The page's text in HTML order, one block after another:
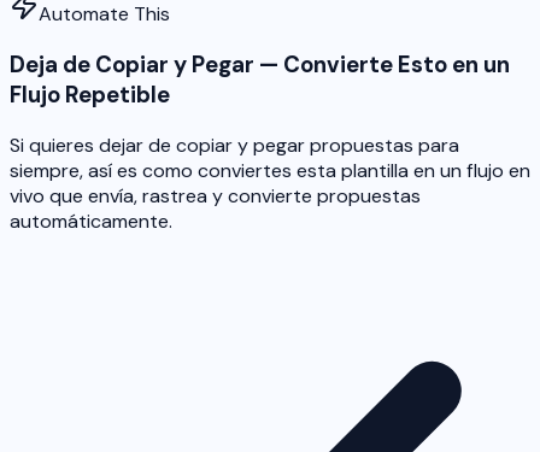
Automate This
Deja de Copiar y Pegar — Convierte Esto en un
Flujo Repetible
Si quieres dejar de copiar y pegar propuestas para
siempre, así es como conviertes esta plantilla en un flujo en
vivo que envía, rastrea y convierte propuestas
automáticamente.